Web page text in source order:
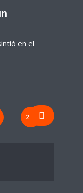
en el
246